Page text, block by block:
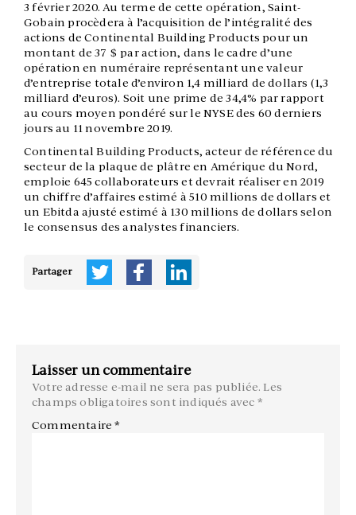
3 février 2020. Au terme de cette opération, Saint-
Gobain procèdera à l’acquisition de l’intégralité des
actions de Continental Building Products pour un
montant de 37 $ par action, dans le cadre d’une
opération en numéraire représentant une valeur
d’entreprise totale d’environ 1,4 milliard de dollars (1,3
milliard d’euros). Soit une prime de 34,4% par rapport
au cours moyen pondéré sur le NYSE des 60 derniers
jours au 11 novembre 2019.
Continental Building Products, acteur de référence du
secteur de la plaque de plâtre en Amérique du Nord,
emploie 645 collaborateurs et devrait réaliser en 2019
un chiffre d’affaires estimé à 510 millions de dollars et
un Ebitda ajusté estimé à 130 millions de dollars selon
le consensus des analystes financiers.
Partager
Laisser un commentaire
Votre adresse e-mail ne sera pas publiée. Les
champs obligatoires sont indiqués avec *
Commentaire*